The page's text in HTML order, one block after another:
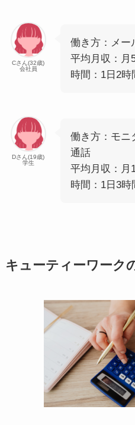
Cさん(32歳)
会社員
働き方：メー
平均月収：月
時間：1日2時
Dさん(19歳)
学生
働き方：モニ
通話
平均月収：月
時間：1日3時
キューティーワーク